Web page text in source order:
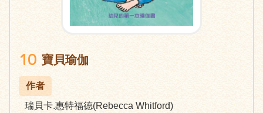
10 寶貝瑜伽
作者
瑞貝卡.惠特福德(Rebecca Whitford)